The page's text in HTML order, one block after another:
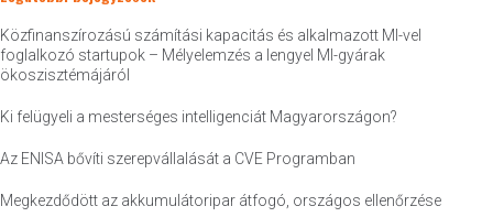
Közfinanszírozású számítási kapacitás és alkalmazott MI-vel
foglalkozó startupok – Mélyelemzés a lengyel MI-gyárak
ökoszisztémájáról
Ki felügyeli a mesterséges intelligenciát Magyarországon?
Az ENISA bővíti szerepvállalását a CVE Programban
Megkezdődött az akkumulátoripar átfogó, országos ellenőrzése